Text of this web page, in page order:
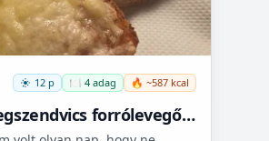
12 p 🍽️ 4 adag 🔥 ~587 kcal
forrólevegős